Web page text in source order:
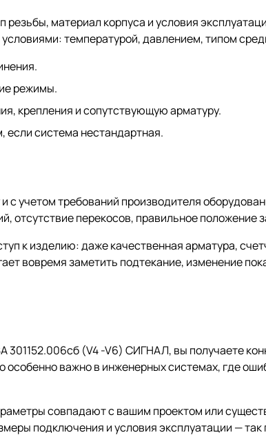
резьбы, материал корпуса и условия
температурой, давлением, типом
режимы.
крепления и сопутствующую арматуру.
если система нестандартная.
с учетом требований производителя
отсутствие перекосов, правильное положение
к изделию: даже качественная арматура,
вовремя заметить подтекание, изменение
(V4 -V6) СИГНАЛ, вы получаете
особенно важно в инженерных системах, где
совпадают с вашим проектом или
подключения и условия эксплуатации —